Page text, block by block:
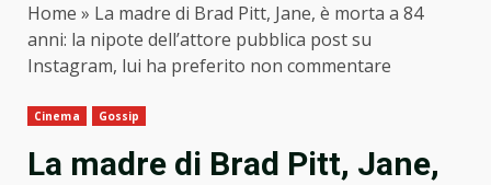
Home » La madre di Brad Pitt, Jane, è morta a 84
anni: la nipote dell’attore pubblica post su
Instagram, lui ha preferito non commentare
Cinema Gossip
La madre di Brad Pitt, Jane,